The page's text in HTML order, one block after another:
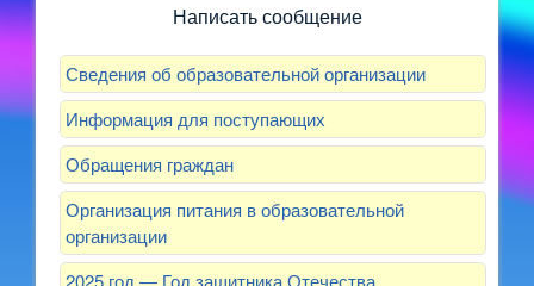
Написать сообщение
Сведения об образовательной организации
Информация для поступающих
Обращения граждан
Организация питания в образовательной
организации
2025 год — Год защитника Отечества